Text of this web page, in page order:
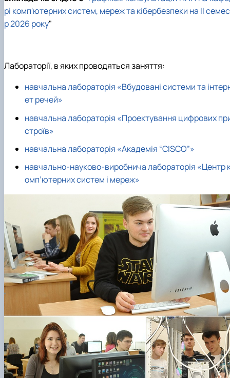
рі комп'ютерних систем, мереж та кібербезпеки на ІІ
р 2026 року"
Лабораторії, в яких проводяться заняття:
навчальна лабораторія «Вбудовані системи та
ет речей»
навчальна лабораторія «Проектування цифрових
строїв»
навчальна лабораторія «Академія “CISCO”»
навчально-науково-виробнича лабораторія «Центр
омп’ютерних систем і мереж»